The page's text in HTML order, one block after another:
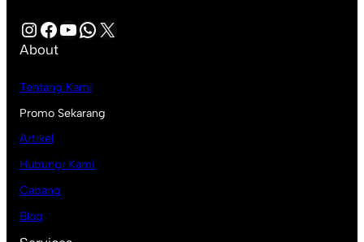
InstagramFacebook YouTube WhatsApp X
About
Tentang Kami
Promo Sekarang
Artikel
Hubungi Kami
Cabang
Blog